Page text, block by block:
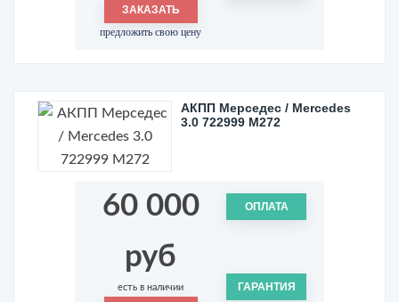
ЗАКАЗАТЬ
предложить свою цену
АКПП Мерседес / Mercedes
3.0 722999 M272
60 000
руб
есть в наличии
ОПЛАТА
ГАРАНТИЯ